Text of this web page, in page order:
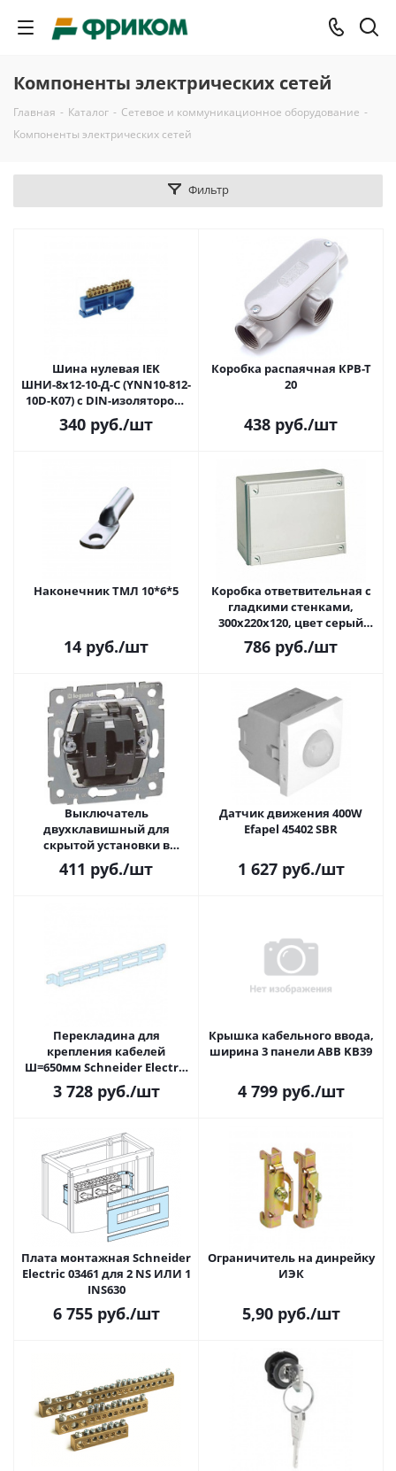
Компоненты электрических сетей
Главная - Каталог - Сетевое и коммуникационное оборудование -
Компоненты электрических сетей
Фильтр
Шина нулевая IEK
ШНИ-8x12-10-Д-С (YNN10-812-
10D-K07) c DIN-изолятором,
цвет синий, 10 отверстий,
91x454мм
340 руб./шт
Коробка распаячная КРВ-Т
20
438 руб./шт
Наконечник ТМЛ 10*6*5
14 руб./шт
Коробка ответвительная с
гладкими стенками,
300х220х120, цвет серый
RAL7035, IP56 DKC / ДКС 54310
786 руб./шт
Выключатель
двухклавишный для
скрытой установки в
нормальном исполнении
250 В, 16 А, колл. Galea Life
411 руб./шт
Датчик движения 400W
Efapel 45402 SBR
1 627руб./шт
Перекладина для
крепления кабелей
Ш=650мм Schneider Electric
SC08776 (в упаковке 4шт.)
3 728руб./шт
Крышка кабельного ввода,
ширина 3 панели ABB KB39
4 799руб./шт
Плата монтажная Schneider
Electric 03461 для 2 NS ИЛИ 1
INS630
6 755руб./шт
Ограничитель на динрейку
ИЭК
5,90руб./шт